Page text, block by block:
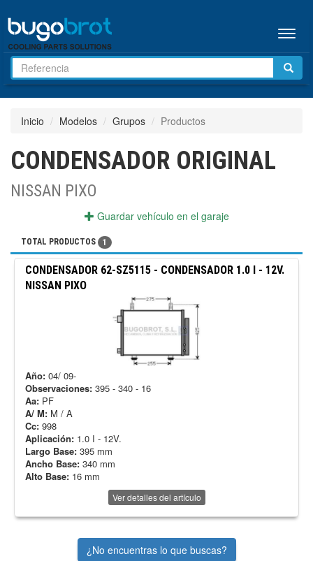
Menú
Inicio Modelos Grupos Productos
CONDENSADOR ORIGINAL
NISSAN PIXO
Guardar vehículo en el garaje
TOTAL PRODUCTOS 1
CONDENSADOR 62-SZ5115 - CONDENSADOR 1.0 I - 12V.
NISSAN PIXO
Año: 04/ 09-
Observaciones: 395 - 340 - 16
Aa: PF
A/ M: M / A
Cc: 998
Aplicación: 1.0 I - 12V.
Largo Base: 395 mm
Ancho Base: 340 mm
Alto Base: 16 mm
Ver detalles del artículo
¿No encuentras lo que buscas?